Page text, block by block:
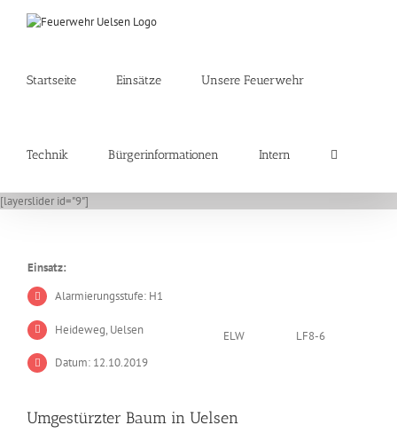
Inhalt
Startseite Einsätze Unsere Feuerwehr
Technik Bürgerinformationen Intern
[layerslider id="9"]
Einsatz:
Alarmierungsstufe: H1
Heideweg, Uelsen
Datum: 12.10.2019
ELW LF8-6
Umgestürzter Baum in Uelsen